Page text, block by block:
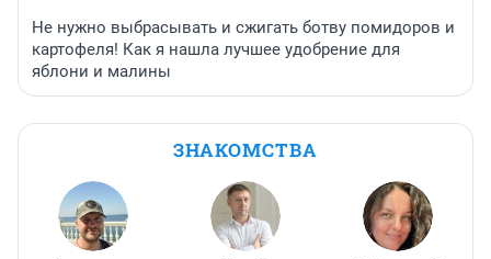
Не нужно выбрасывать и сжигать ботву помидоров и
картофеля! Как я нашла лучшее удобрение для
яблони и малины
ЗНАКОМСТВА